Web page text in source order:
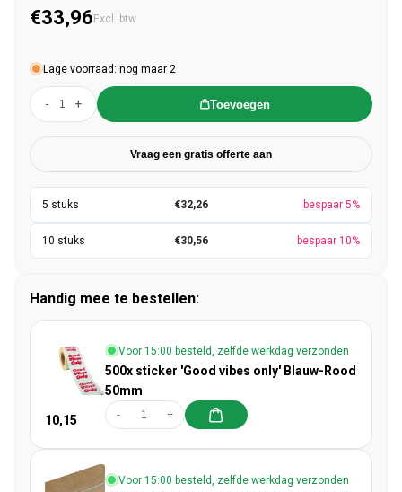
Normale prijs
€33,96 Excl. btw
Lage voorraad: nog maar 2
- + Toevoegen
Vraag een gratis offerte aan
€32,26 bespaar 5%
€30,56 bespaar 10%
Handig mee te bestellen:
10,15
Voor 15:00 besteld, zelfde werkdag verzonden
500x sticker 'Good vibes only' Blauw-Rood
50mm
- +
Voor 15:00 besteld, zelfde werkdag verzonden